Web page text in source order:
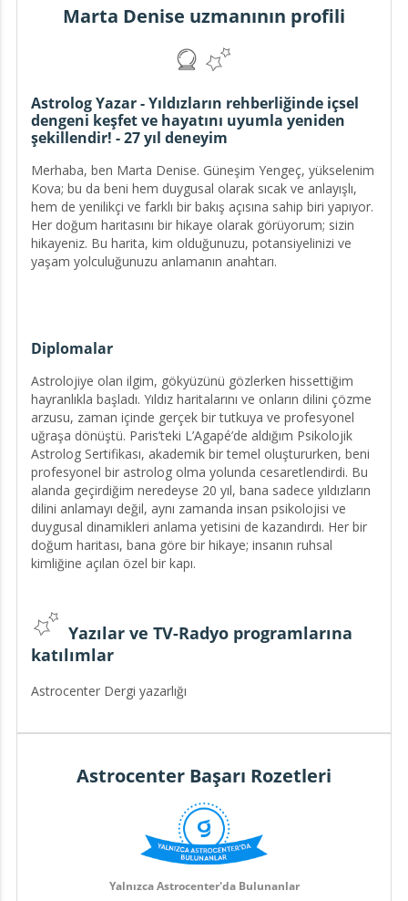
Marta Denise uzmanının profili
Astrolog Yazar - Yıldızların rehberliğinde içsel
dengeni keşfet ve hayatını uyumla yeniden
şekillendir! - 27 yıl deneyim
Merhaba, ben Marta Denise. Güneşim Yengeç, yükselenim
Kova; bu da beni hem duygusal olarak sıcak ve anlayışlı,
hem de yenilikçi ve farklı bir bakış açısına sahip biri yapıyor.
Her doğum haritasını bir hikaye olarak görüyorum; sizin
hikayeniz. Bu harita, kim olduğunuzu, potansiyelinizi ve
yaşam yolculuğunuzu anlamanın anahtarı.
aşmalarına ve hayatlarında daha fazla anlam bulmalarına
sayesinde, size net ve güvenilir içgörüler sunmayı
hedefliyorum. Misyonum, sizin kendinizle ve evrenle daha
uyumlu bir yaşam yaratmanıza destek olmak. Çünkü
inanıyorum ki, yıldızların rehberliğiyle hayatın karmaşasını
sadeleştirip, kendi yolumuzu daha bilinçli ve huzurlu bir
şekilde çizebiliriz.
Astroloji benim için sadece bir harita değil; aynı zamanda
bir dönüşüm, farkındalık ve iç huzuru bulma yolculuğu. Eğer
hazırsanız, birlikte sizin hikayenizi keşfedelim. 🌟
Diplomalar
Astrolojiye olan ilgim, gökyüzünü gözlerken hissettiğim
hayranlıkla başladı. Yıldız haritalarını ve onların dilini çözme
arzusu, zaman içinde gerçek bir tutkuya ve profesyonel
uğraşa dönüştü. Paris’teki L’Agapé’de aldığım Psikolojik
Astrolog Sertifikası, akademik bir temel oluştururken, beni
profesyonel bir astrolog olma yolunda cesaretlendirdi. Bu
alanda geçirdiğim neredeyse 20 yıl, bana sadece yıldızların
dilini anlamayı değil, aynı zamanda insan psikolojisi ve
duygusal dinamikleri anlama yetisini de kazandırdı. Her bir
doğum haritası, bana göre bir hikaye; insanın ruhsal
kimliğine açılan özel bir kapı.
Yazılar ve TV-Radyo programlarına
katılımlar
Astrocenter Dergi yazarlığı
Astrocenter Başarı Rozetleri
Yalnızca Astrocenter'da Bulunanlar